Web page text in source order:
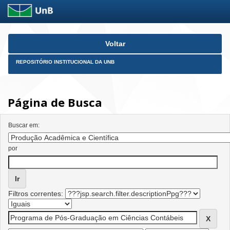
Skip
Voltar
REPOSITÓRIO INSTITUCIONAL DA UNB
Página de Busca
Buscar em:
por
Filtros correntes: